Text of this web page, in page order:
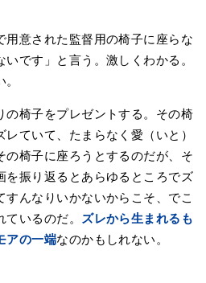
用意された監督用の椅子に座らな
です」と言う。激しくわかる。
の椅子をプレゼントする。その椅
ていて、たまらなく愛（いと）
の椅子に座ろうとするのだが、そ
を振り返るとあらゆるところでズ
すんなりいかないからこそ、でこ
いるのだ。
ズレから生まれるも
アの一端なのかもしれない。